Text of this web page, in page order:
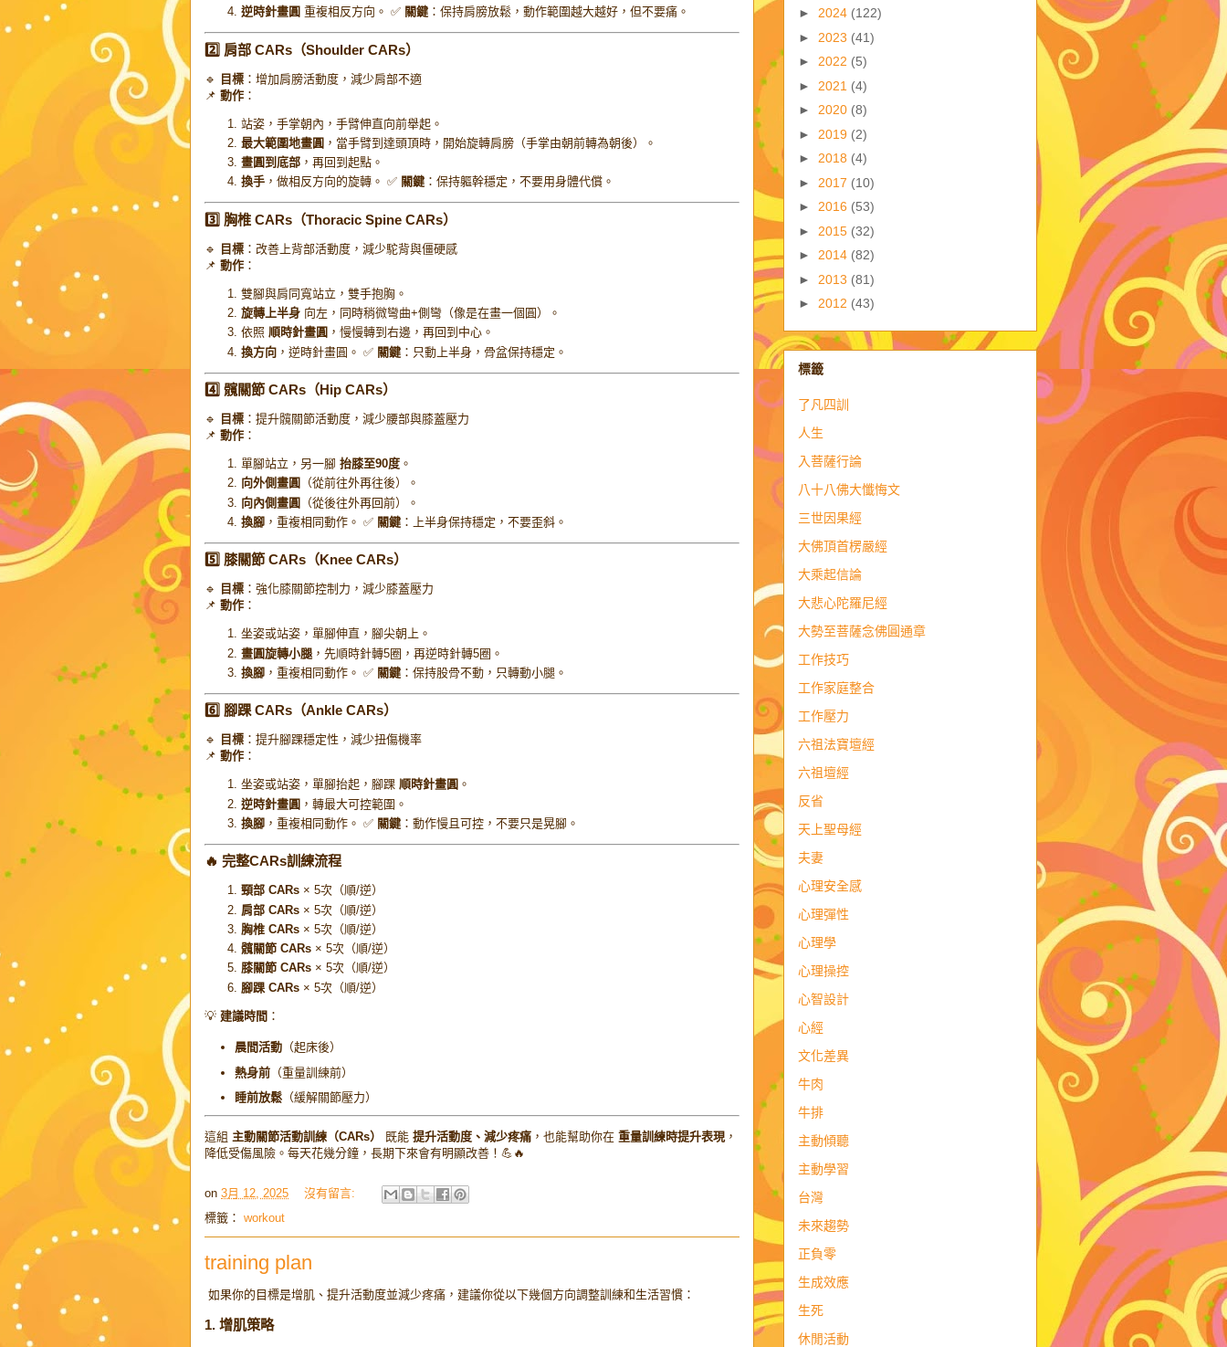
逆時針畫圓 重複相反方向。 ✅ 關鍵 ：保持肩膀放鬆，動作範圍越大越好，但不要痛。
2️⃣ 肩部 CARs（Shoulder CARs）
🔹 目標 ：增加肩膀活動度，減少肩部不適
📌 動作 ：
站姿，手掌朝內，手臂伸直向前舉起。
最大範圍地畫圓 ，當手臂到達頭頂時，開始旋轉肩膀（手掌由朝前轉為朝後）。
畫圓到底部 ，再回到起點。
換手 ，做相反方向的旋轉。 ✅ 關鍵 ：保持軀幹穩定，不要用身體代償。
3️⃣ 胸椎 CARs（Thoracic Spine CARs）
🔹 目標 ：改善上背部活動度，減少駝背與僵硬感
📌 動作 ：
雙腳與肩同寬站立，雙手抱胸。
旋轉上半身 向左，同時稍微彎曲+側彎（像是在畫一個圓）。
依照 順時針畫圓 ，慢慢轉到右邊，再回到中心。
換方向 ，逆時針畫圓。 ✅ 關鍵 ：只動上半身，骨盆保持穩定。
4️⃣ 髖關節 CARs（Hip CARs）
🔹 目標 ：提升髖關節活動度，減少腰部與膝蓋壓力
📌 動作 ：
單腳站立，另一腳 抬膝至90度 。
向外側畫圓
（從前往外再往後）。
向內側畫圓 （從後往外再回前）。
換腳 ，重複相同動作。 ✅ 關鍵 ：上半身保持穩定，不要歪斜。
5️⃣ 膝關節 CARs（Knee CARs）
🔹 目標 ：強化膝關節控制力，減少膝蓋壓力
📌 動作 ：
坐姿或站姿，單腳伸直，腳尖朝上。
畫圓旋轉小腿 ，先順時針轉5圈，再逆時針轉5圈。
換腳 ，重複相同動作。 ✅ 關鍵 ：保持股骨不動，只轉動小腿。
6️⃣ 腳踝 CARs（Ankle CARs）
🔹 目標 ：提升腳踝穩定性，減少扭傷機率
📌 動作 ：
坐姿或站姿，單腳抬起，腳踝 順時針畫圓 。
逆時針畫圓 ，轉最大可控範圍。
換腳 ，重複相同動作。 ✅ 關鍵 ：動作慢且可控，不要只是晃腳。
🔥 完整CARs訓練流程
頸部 CARs × 5次（順/逆）
肩部 CARs × 5次（順/逆）
胸椎 CARs × 5次（順/逆）
髖關節 CARs × 5次（順/逆）
膝關節 CARs × 5次（順/逆）
腳踝 CARs × 5次（順/逆）
💡 建議時間 ：
晨間活動（起床後）
熱身前（重量訓練前）
睡前放鬆（緩解關節壓力）
這組 主動關節活動訓練（CARs） 既能 提升活動度、減少疼痛 ，也能幫助你在 重量訓練時提升表現，
降低受傷風險。每天花幾分鐘，長期下來會有明顯改善！💪🔥
on 3月 12, 2025
沒有留言:
標籤： workout
training plan
如果你的目標是增肌、提升活動度並減少疼痛，建議你從以下幾個方向調整訓練和生活習慣：
1. 增肌策略
► 2024 (122)
► 2023 (41)
► 2022 (5)
► 2021 (4)
► 2020 (8)
► 2019 (2)
► 2018 (4)
► 2017 (10)
► 2016 (53)
► 2015 (32)
► 2014 (82)
► 2013 (81)
► 2012 (43)
標籤
了凡四訓
人生
入菩薩行論
八十八佛大懺悔文
三世因果經
大佛頂首楞嚴經
大乘起信論
大悲心陀羅尼經
大勢至菩薩念佛圓通章
工作技巧
工作家庭整合
工作壓力
六祖法寶壇經
六祖壇經
反省
天上聖母經
夫妻
心理安全感
心理彈性
心理學
心理操控
心智設計
心經
文化差異
牛肉
牛排
主動傾聽
主動學習
台灣
未來趨勢
正負零
生成效應
生死
休閒活動